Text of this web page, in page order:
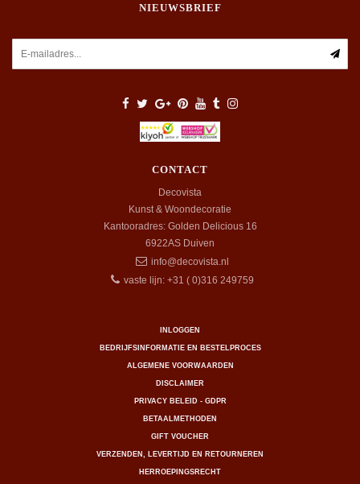
NIEUWSBRIEF
CONTACT
Decovista
Kunst & Woondecoratie
Kantooradres: Golden Delicious 16
6922AS Duiven
info@decovista.nl
vaste lijn: +31 ( 0)316 249759
INLOGGEN
BEDRIJFSINFORMATIE EN BESTELPROCES
ALGEMENE VOORWAARDEN
DISCLAIMER
PRIVACY BELEID - GDPR
BETAALMETHODEN
GIFT VOUCHER
VERZENDEN, LEVERTIJD EN RETOURNEREN
HERROEPINGSRECHT